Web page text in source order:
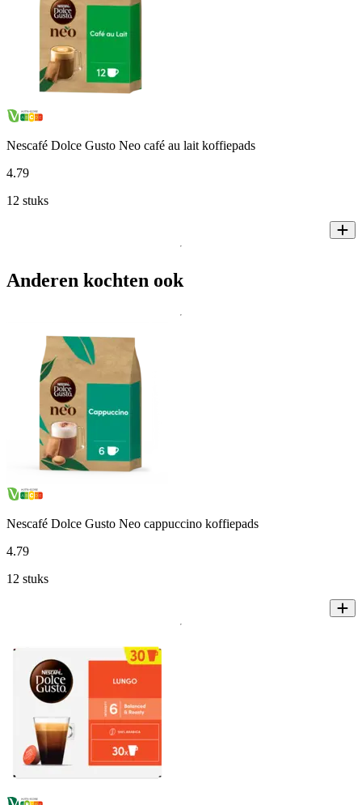
Nescafé Dolce Gusto Neo café au lait koffiepads
4.79
12 stuks
Anderen kochten ook
Nescafé Dolce Gusto Neo cappuccino koffiepads
4.79
12 stuks